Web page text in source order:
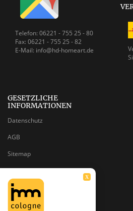
X
Telefon: 06221 - 755 25 - 80
Fax: 06221 - 755 25 - 82
E-Mail: info@hd-homeart.de
GESETZLICHE
INFORMATIONEN
Datenschutz
AGB
Sitemap
Impressum
Batteriegesetzhinweise
Widerrufsrecht